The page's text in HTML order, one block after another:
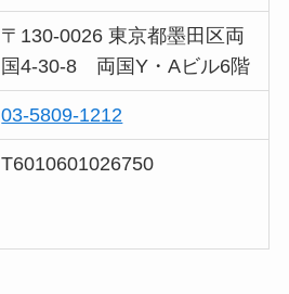
〒130-0026 東京都墨田区両
国4-30-8 両国Y・Aビル6階
03-5809-1212
T6010601026750